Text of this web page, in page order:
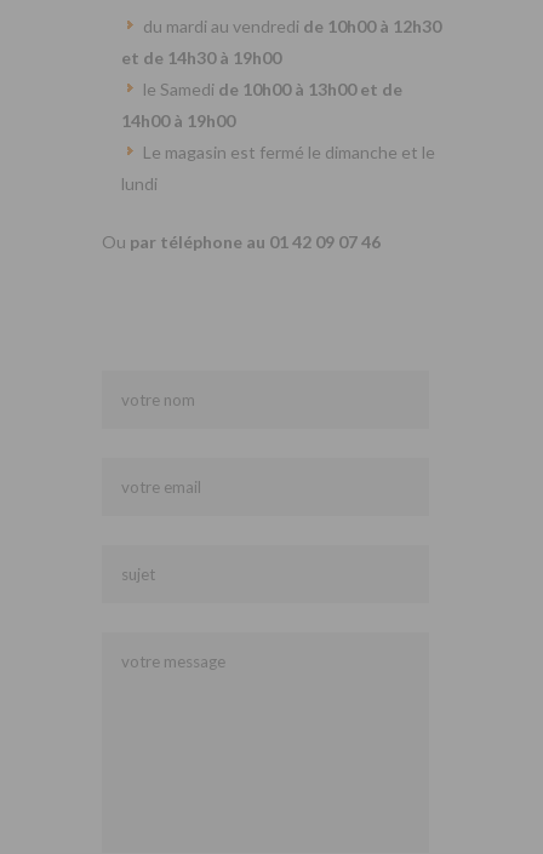
du mardi au vendredi de 10h00 à 12h30
et de 14h30 à 19h00
le Samedi de 10h00 à 13h00 et de
14h00 à 19h00
Le magasin est fermé le dimanche et le
lundi
Ou par téléphone au 01 42 09 07 46